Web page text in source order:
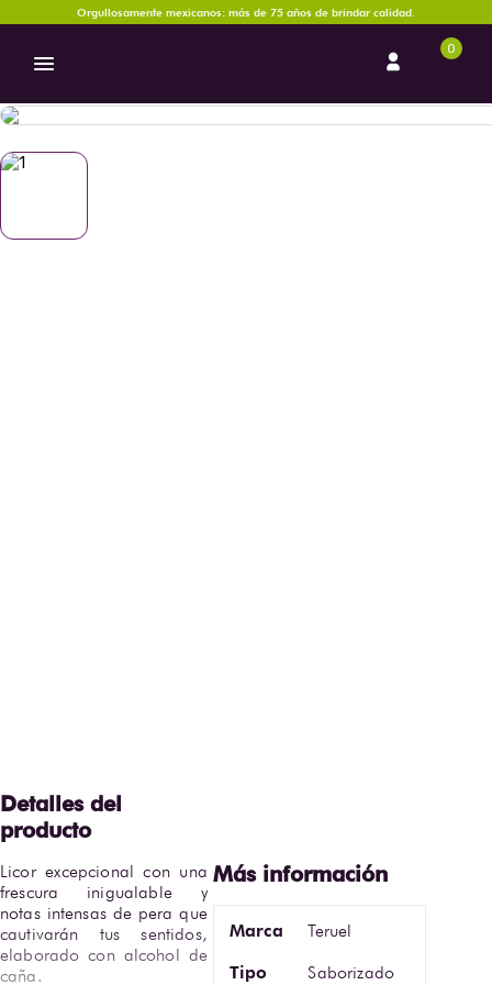
Orgullosamente mexicanos: más de 75 años de brindar calidad.
0
Licor excepcional con una
frescura inigualable y
notas intensas de pera que
cautivarán tus sentidos,
elaborado con alcohol de
caña.
Marca Teruel
Tipo Saborizado